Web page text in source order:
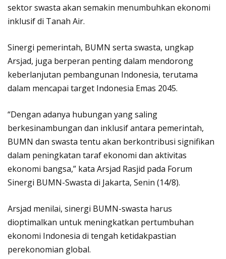
sektor swasta akan semakin menumbuhkan ekonomi
inklusif di Tanah Air.
Sinergi pemerintah, BUMN serta swasta, ungkap
Arsjad, juga berperan penting dalam mendorong
keberlanjutan pembangunan Indonesia, terutama
dalam mencapai target Indonesia Emas 2045.
“Dengan adanya hubungan yang saling
berkesinambungan dan inklusif antara pemerintah,
BUMN dan swasta tentu akan berkontribusi signifikan
dalam peningkatan taraf ekonomi dan aktivitas
ekonomi bangsa,” kata Arsjad Rasjid pada Forum
Sinergi BUMN-Swasta di Jakarta, Senin (14/8).
Arsjad menilai, sinergi BUMN-swasta harus
dioptimalkan untuk meningkatkan pertumbuhan
ekonomi Indonesia di tengah ketidakpastian
perekonomian global.